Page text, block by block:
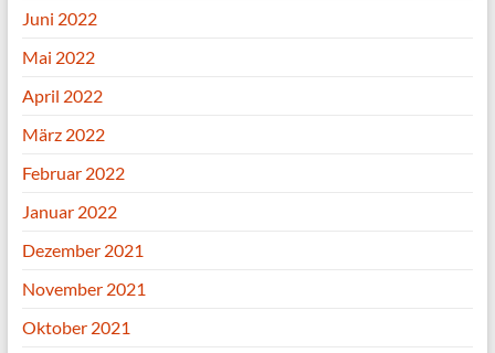
Juni 2022
Mai 2022
April 2022
März 2022
Februar 2022
Januar 2022
Dezember 2021
November 2021
Oktober 2021